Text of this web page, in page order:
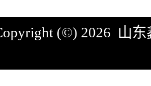
(©) 2026 山